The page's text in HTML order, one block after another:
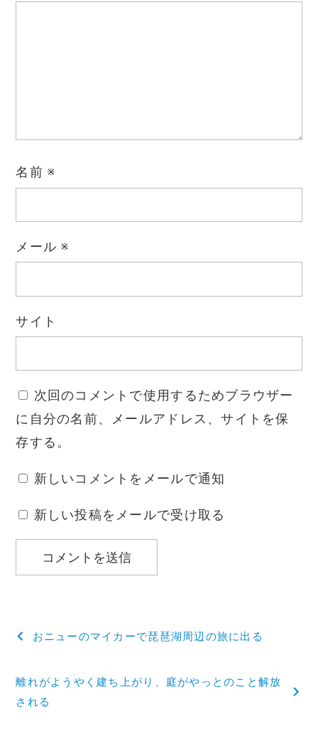
名前 ※
メール ※
サイト
次回のコメントで使用するためブラウザー
に自分の名前、メールアドレス、サイトを保
存する。
新しいコメントをメールで通知
新しい投稿をメールで受け取る
投
ナ
おニューのマイカーで琵琶湖周辺の旅に出る
離れがようやく建ち上がり、庭がやっとのこと解放
される